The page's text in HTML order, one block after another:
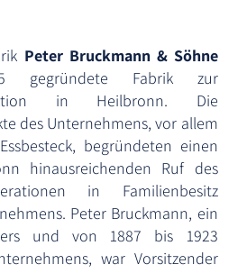
Peter Bruckmann & Söhne
gegründete Fabrik zur
in Heilbronn. Die
des Unternehmens, vor allem
begründeten einen
hinausreichenden Ruf des
in Familienbesitz
Peter Bruckmann, ein
und von 1887 bis 1923
war Vorsitzender